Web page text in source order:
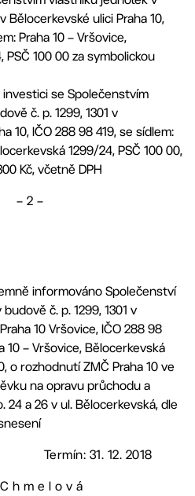
Bělocerkevské ulici Praha 10,
Praha 10 – Vršovice,
100 00 za symbolickou
se Společenstvím
č. p. 1299, 1301 v
10, IČO 288 98 419, se sídlem:
1299/24, PSČ 100 00,
Kč, včetně DPH
– 2 –
informováno Společenství
č. p. 1299, 1301 v
10 Vršovice, IČO 288 98
10 – Vršovice, Bělocerkevská
o rozhodnutí ZMČ Praha 10 ve
na opravu průchodu a
24 a 26 v ul. Bělocerkevská, dle
Termín: 31. 12. 2018
h m e l o v á